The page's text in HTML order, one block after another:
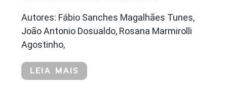
Autores: Fábio Sanches Magalhães Tunes,
João Antonio Dosualdo, Rosana Marmirolli
Agostinho,
LEIA MAIS